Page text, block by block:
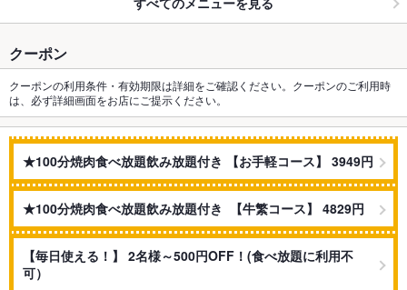
クーポン
クーポンの利用条件・有効期限は詳細をご確認ください。クーポンのご利用時
は、必ず詳細画面をお店にご提示ください。
★100分焼肉食べ放題飲み放題付き 【お手軽コース】 3949円
★100分焼肉食べ放題飲み放題付き 【牛繁コース】 4829円
【毎日使える！】 2名様～500円OFF！(食べ放題に利用不
可）